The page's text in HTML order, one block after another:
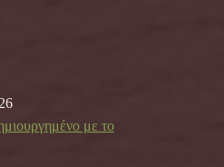
με το